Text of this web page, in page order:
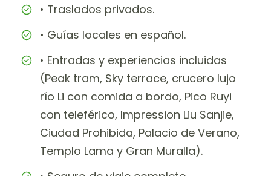
• Traslados privados.
• Guías locales en español.
• Entradas y experiencias incluidas
(Peak tram, Sky terrace, crucero lujo
río Li con comida a bordo, Pico Ruyi
con teleférico, Impression Liu Sanjie,
Ciudad Prohibida, Palacio de Verano,
Templo Lama y Gran Muralla).